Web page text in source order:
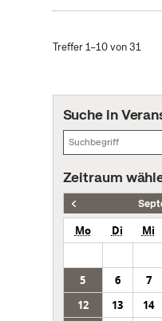
Treffer 1–10 von 31
Suche in
Zeitraum
Mo Di Mi
5
6 7
12
13 14